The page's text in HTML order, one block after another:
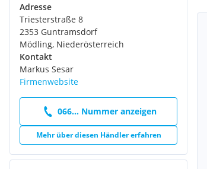
Adresse
Triesterstraße 8
2353 Guntramsdorf
Mödling, Niederösterreich
Kontakt
Markus Sesar
Firmenwebsite
066... Nummer anzeigen
Mehr über diesen Händler erfahren